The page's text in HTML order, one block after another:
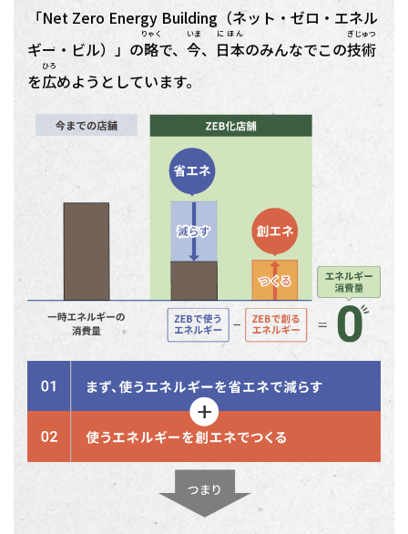
「Net Zero Energy Building（ネット・ゼロ・エネル
ギー・ビル）」の略
りゃく
で、 今
いま
、 日本
にほん
のみんなでこの技術
ぎじゅつ
を広
ひろ
めようとしています。